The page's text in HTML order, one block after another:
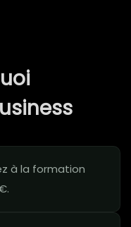
à la formation